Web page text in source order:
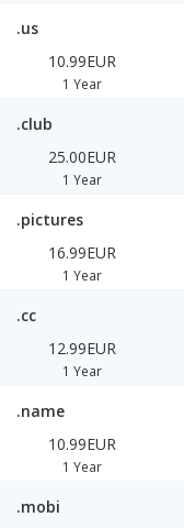
.us
10.99EUR
1 Year
.club
25.00EUR
1 Year
.pictures
16.99EUR
1 Year
.cc
12.99EUR
1 Year
.name
10.99EUR
1 Year
.mobi